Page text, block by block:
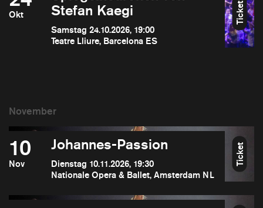
Okt
Stefan Kaegi
Samstag 24.10.2026, 19:00
Teatre Lliure, Barcelona ES
Ticket
10
Nov
Johannes-Passion
Dienstag 10.11.2026, 19:30
Nationale Opera & Ballet, Amsterdam NL
Ticket